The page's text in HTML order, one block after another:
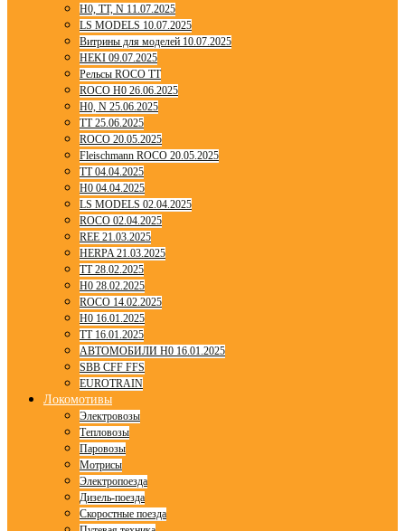
H0, TT, N 11.07.2025
LS MODELS 10.07.2025
Витрины для моделей 10.07.2025
HEKI 09.07.2025
Рельсы ROCO TT
ROCO H0 26.06.2025
H0, N 25.06.2025
TT 25.06.2025
ROCO 20.05.2025
Fleischmann ROCO 20.05.2025
TT 04.04.2025
H0 04.04.2025
LS MODELS 02.04.2025
ROCO 02.04.2025
REE 21.03.2025
HERPA 21.03.2025
TT 28.02.2025
H0 28.02.2025
ROCO 14.02.2025
H0 16.01.2025
TT 16.01.2025
АВТОМОБИЛИ H0 16.01.2025
SBB CFF FFS
EUROTRAIN
Локомотивы
Электровозы
Тепловозы
Паровозы
Мотрисы
Электропоезда
Дизель-поезда
Скоростные поезда